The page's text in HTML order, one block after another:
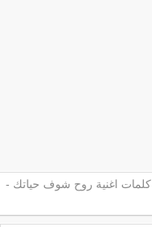
كلمات اغنية روح شوف حياتك -